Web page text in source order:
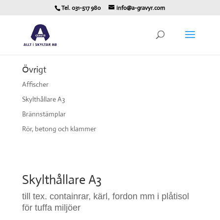
Tel. 031-517 980 info@a-gravyr.com
Övrigt
Affischer
Skylthållare A3
Brännstämplar
Rör, betong och klammer
Skylthållare A3
till tex. containrar, kärl, fordon mm i plåtisol
för tuffa miljöer